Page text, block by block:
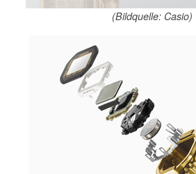
(Bildquelle: Casio)